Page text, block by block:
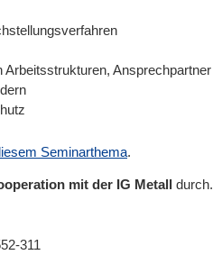
Arbeitsstrukturen, Ansprechpartner
Seminarthema.
mit der IG Metall durch.
311